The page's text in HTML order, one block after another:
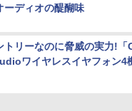
ーディオの醍醐味
トリーなのに脅威の実力!
ワイヤレスイヤフォン4